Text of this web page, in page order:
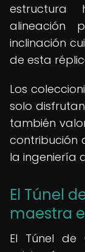
estructura
alineación
inclinación
de esta
Los
solo
también
contribución
la ingeniería
El Túnel
maestra
El Túnel de